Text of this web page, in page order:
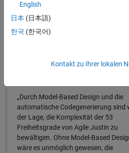
Schrittweise Verifizierung des
Entwurfs oder Algorithmus, von der
Simulation bis zum Hardware-in-the-
(HIL)-Test.
über ROS oder direkt auf
„Durch Model-Based Design und die
automatische Codegenerierung sind
der Lage, die Komplexität der 53
Freiheitsgrade von Agile Justin zu
bewältigen. Ohne Model-Based
wäre es unmöglich gewesen, die
English
日本 (日本語)
한국 (한국어)
Kontakt zu Ihrer lokalen